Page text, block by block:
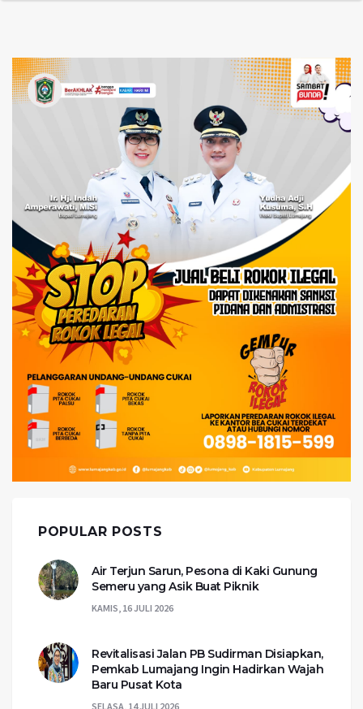
POPULAR POSTS
Air Terjun Sarun, Pesona di Kaki Gunung
Semeru yang Asik Buat Piknik
KAMIS, 16 JULI 2026
Revitalisasi Jalan PB Sudirman Disiapkan,
Pemkab Lumajang Ingin Hadirkan Wajah
Baru Pusat Kota
SELASA, 14 JULI 2026